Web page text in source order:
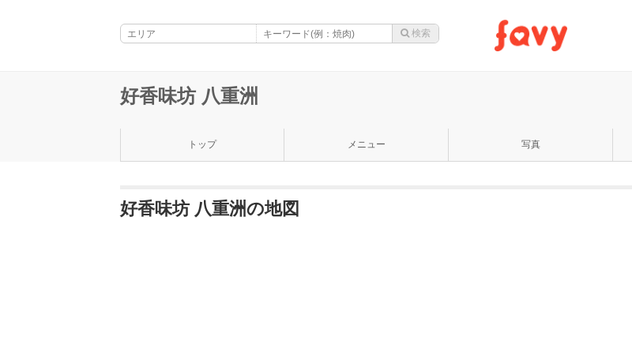
好香味坊 八重洲
トップ メニュー 写真
好香味坊 八重洲の地図